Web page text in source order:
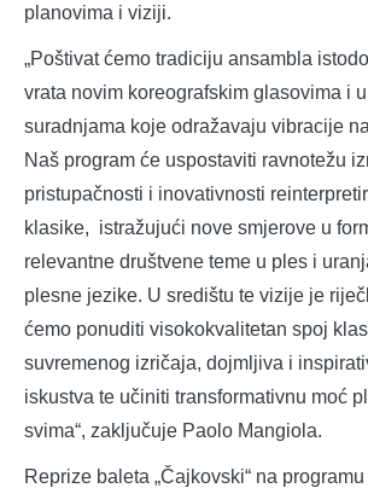
planovima i viziji.
„Poštivat ćemo ​​tradiciju ansambla
vrata novim koreografskim glasovima i
suradnjama koje odražavaju vibracije
Naš program će uspostaviti ravnotežu
pristupačnosti i inovativnosti
klasike, istražujući nove smjerove u
relevantne društvene teme u ples i
plesne jezike. U središtu te vizije je
ćemo ponuditi visokokvalitetan spoj
suvremenog izričaja, dojmljiva i
iskustva te učiniti transformativnu moć
svima“, zaključuje Paolo Mangiola.
Reprize baleta „Čajkovski“ na